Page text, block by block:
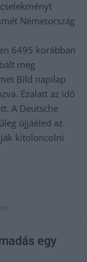
Németország
6495 korábban
meg
Bild napilap
Ezalatt az idő
A Deutsche
újjáéled az
kitoloncolni
egy